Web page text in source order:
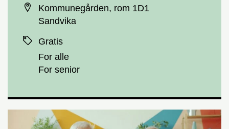
Kommunegården, rom 1D1
Sandvika
Gratis
For alle
For senior